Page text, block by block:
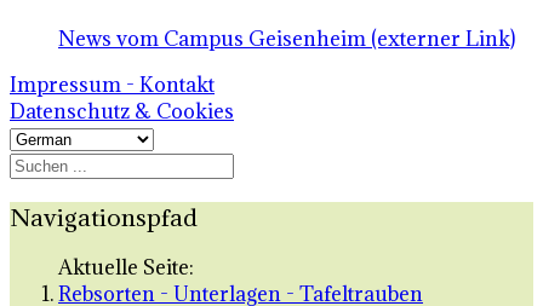
News vom Campus Geisenheim (externer Link)
Impressum - Kontakt
Datenschutz & Cookies
Navigationspfad
Aktuelle Seite:
Rebsorten - Unterlagen - Tafeltrauben